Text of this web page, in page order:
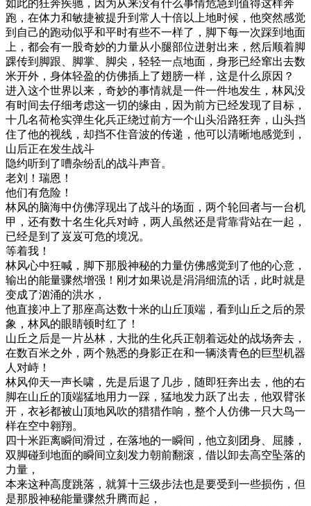
如此的狂奔疾驰，因为从来没有什么事情危急到值得这样奔
跑，在体力和敏捷被提升到常人十倍以上地时候，他突然感觉
到自己的跑动似乎和平时有些不一样了，脚下每一次踩到地面
上，都会有一股奇妙的力量从小腿部位迸射出来，然后顺着脚
踝传到脚跟、脚掌、脚尖，轻轻一点地面，身形已经窜出去数
米开外，身体轻盈的仿佛插上了翅膀一样，这是什么原因？
进入这个世界以来，奇妙的事情就是一件一件地发生，林风没
有时间去仔细考虑这一切的缘由，因为前方已经发现了目标，
十几名荷枪实弹生化兵正绕过前方一个山头沿路狂奔，山头挡
住了他的视线，却挡不住音波的传递，他可以清晰地感觉到，
山后正在发生战斗
隐约听到了嘈杂纷乱的战斗声音。
老刘！瑞恩！
他们有危险！
林风的脑海中仿佛浮现出了战斗的场面，两个轮回者与一台机
甲，还有数十名生化兵对峙，两人虽然还是背靠背站在一起，
已经是到了岌岌可危的境况。
等着我！
林风心中狂喊，脚下那股神秘的力量仿佛感觉到了他的心意，
输出的能量骤然增强！刚才如果说是涓涓细流的话，此时就是
变成了汹涌的洪水，
他直接冲上了那座高达数十米的山丘顶端，看到山丘之后的景
象，林风的眼睛顿时红了！
山丘之后是一片丛林，大批的生化兵正朝着远处的战场奔去，
在数百米之外，两个熟悉的身影正在和一辆淡青色的巨型机器
人对峙！
林风仰天一声长啸，先是后退了几步，随即狂奔出去，他的右
脚在山丘的顶端猛地用力一踩，猛地发力跃了出去，他双臂张
开，衣衫都被山顶地风吹的猎猎作响，整个人仿佛一只大鸟一
样在空中翱翔。
四十米距离瞬间滑过，在落地的一瞬间，他立刻团身、屈膝，
双脚碰到地面的瞬间立刻发力朝前翻滚，借以卸去高空坠落的
力量，
本来这种高度跳落，就算十三级步法也是要受到一些损伤，但
是那股神秘能量骤然升腾而起，